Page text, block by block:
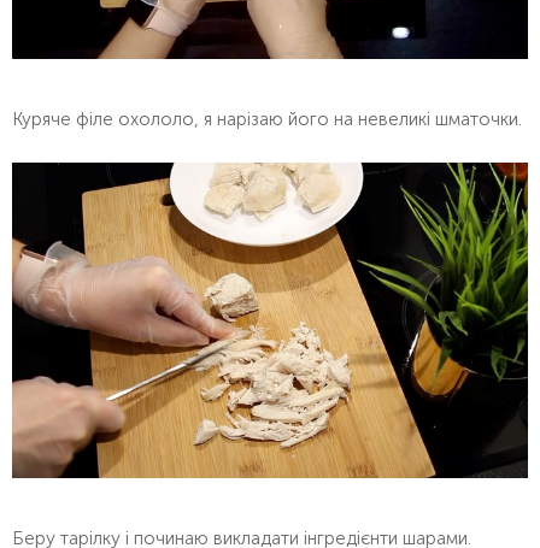
Куряче філе охололо, я нарізаю його на невеликі шматочки.
Беру тарілку і починаю викладати інгредієнти шарами.